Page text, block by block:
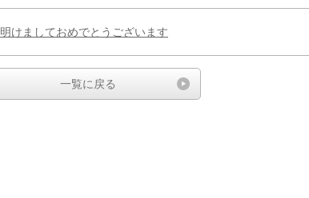
明けましておめでとうございます
一覧に戻る